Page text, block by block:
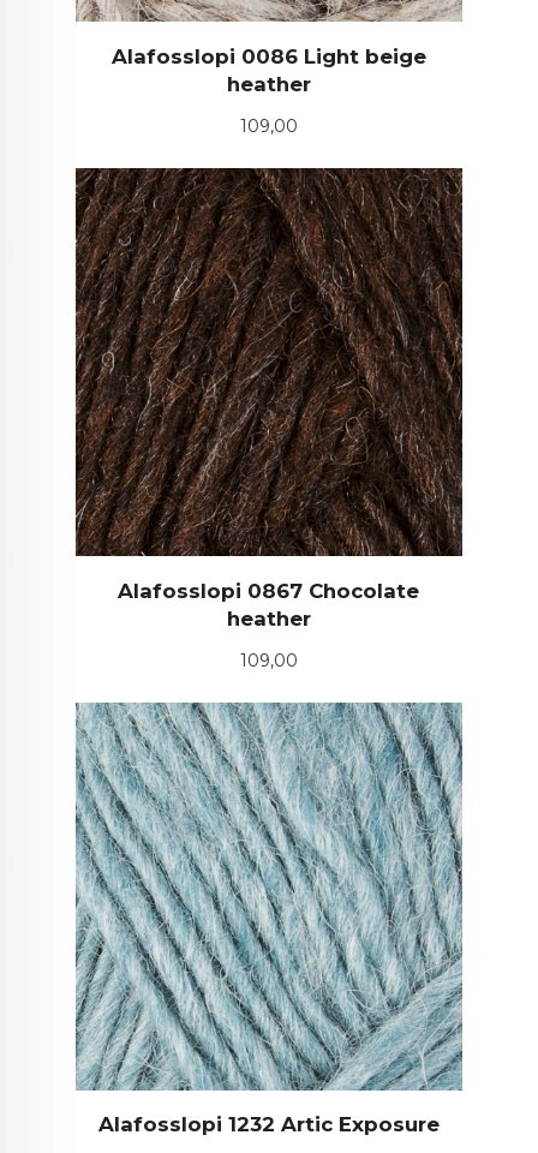
Alafosslopi 0086 Light beige
heather
Pris
109,00
Alafosslopi 0867 Chocolate
heather
Pris
109,00
Alafosslopi 1232 Artic Exposure